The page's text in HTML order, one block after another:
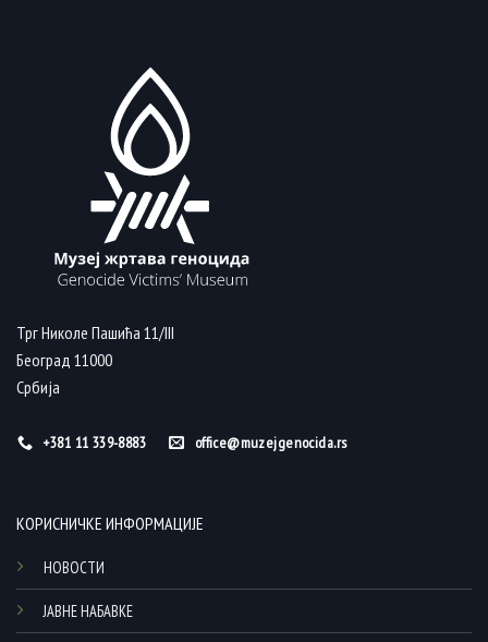
Трг Николе Пашића 11/III
Београд 11000
Србија
+381 11 339-8883 office@muzejgenocida.rs
КОРИСНИЧКЕ ИНФОРМАЦИЈЕ
НОВОСТИ
ЈАВНЕ НАБАВКЕ